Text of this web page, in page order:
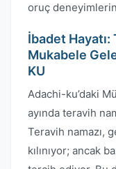
oruç
İbadet Hayatı:
Mukabele
KU
Adachi-ku’daki
ayında teravih
Teravih namazı,
kılınıyor; ancak